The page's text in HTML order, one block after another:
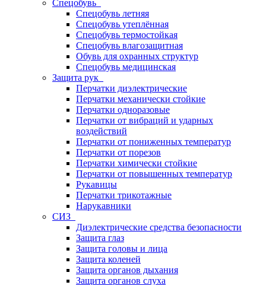
Спецобувь
Спецобувь летняя
Спецобувь утеплённая
Спецобувь термостойкая
Спецобувь влагозащитная
Обувь для охранных структур
Спецобувь медицинская
Защита рук
Перчатки диэлектрические
Перчатки механически стойкие
Перчатки одноразовые
Перчатки от вибраций и ударных
воздействий
Перчатки от пониженных температур
Перчатки от порезов
Перчатки химически стойкие
Перчатки от повышенных температур
Рукавицы
Перчатки трикотажные
Нарукавники
СИЗ
Диэлектрические средства безопасности
Защита глаз
Защита головы и лица
Защита коленей
Защита органов дыхания
Защита органов слуха